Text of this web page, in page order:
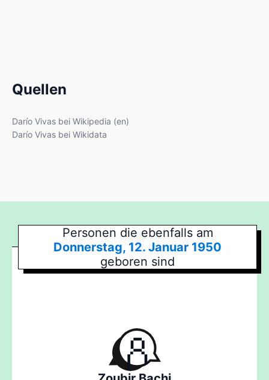
Quellen
Darío Vivas bei Wikipedia (en)
Darío Vivas bei Wikidata
Personen die ebenfalls am
Donnerstag, 12. Januar 1950
geboren sind